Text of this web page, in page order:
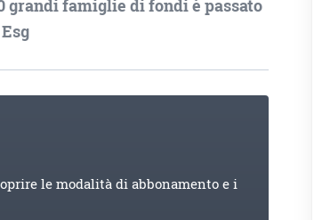
grandi famiglie di fondi è passato
le modalità di abbonamento e i